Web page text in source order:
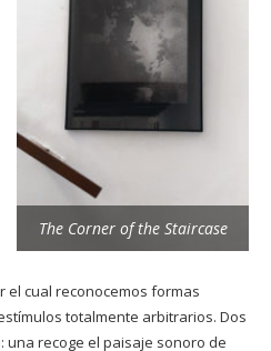
The Corner of the Staircase
cual reconocemos formas
totalmente arbitrarios. Dos
recoge el paisaje sonoro de